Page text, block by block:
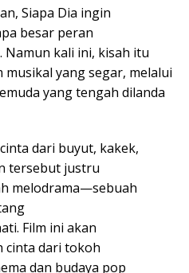
Siapa Dia ingin
besar peran
Namun kali ini, kisah itu
yang segar, melalui
yang tengah dilanda
dari buyut, kakek,
tersebut justru
melodrama—sebuah
Film ini akan
cinta dari tokoh
dan budaya pop